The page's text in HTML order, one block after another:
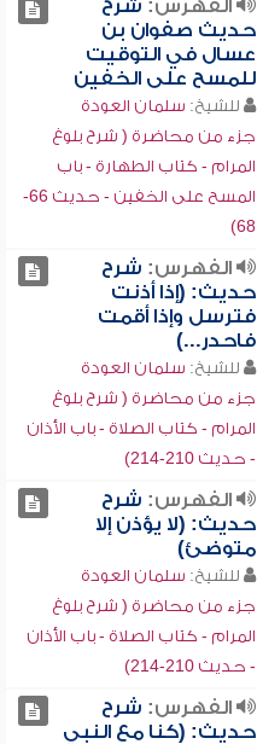
الفهرس: شرح
حديث صفوان بن
عسال في التوقيت
للمسح على الخفين
للشيخ: سلمان العودة
جزء من محاضرة ( شرح بلوغ
المرام - كتاب الطهارة - باب
المسح على الخفين - حديث 66-
68)
الفهرس: شرح
حديث: (إذا أذنت
فترسل وإذا أقمت
فاحدر...)
للشيخ: سلمان العودة
جزء من محاضرة ( شرح بلوغ
المرام - كتاب الصلاة - باب الأذان
- حديث 210-214)
الفهرس: شرح
حديث: (لا يؤذن إلا
متوضئ)
للشيخ: سلمان العودة
جزء من محاضرة ( شرح بلوغ
المرام - كتاب الصلاة - باب الأذان
- حديث 210-214)
الفهرس: شرح
حديث: (كنا مع النبي